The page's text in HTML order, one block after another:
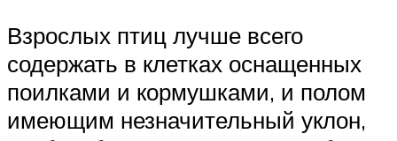
Взрослых птиц лучше всего
содержать в клетках оснащенных
поилками и кормушками, и полом
имеющим незначительный уклон,